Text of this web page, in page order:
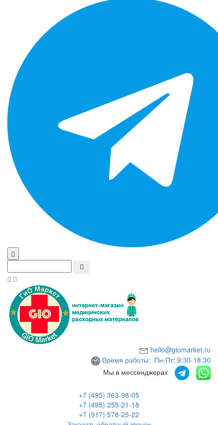
hello@giomarket.ru
Время работы: Пн-Пт; 9:30-18:30
Мы в мессенджерах
+7 (495) 363-98-05
+7 (495) 255-21-18
+7 (917) 578-25-22